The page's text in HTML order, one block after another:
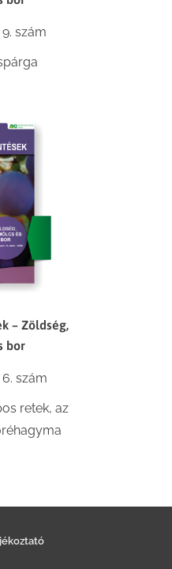
szám
– Zöldség,
bor
szám
retek, az